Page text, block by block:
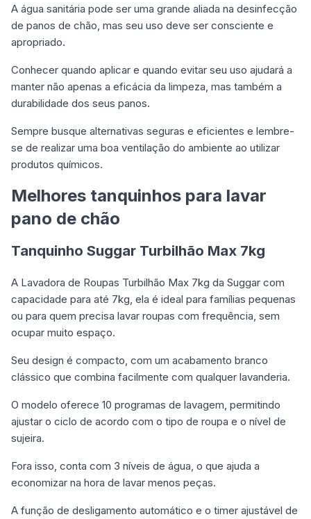
A água sanitária pode ser uma grande aliada na desinfecção
de panos de chão, mas seu uso deve ser consciente e
apropriado.
Conhecer quando aplicar e quando evitar seu uso ajudará a
manter não apenas a eficácia da limpeza, mas também a
durabilidade dos seus panos.
Sempre busque alternativas seguras e eficientes e lembre-
se de realizar uma boa ventilação do ambiente ao utilizar
produtos químicos.
Melhores tanquinhos para lavar
pano de chão
Tanquinho Suggar Turbilhão Max 7kg
A Lavadora de Roupas Turbilhão Max 7kg da Suggar com
capacidade para até 7kg, ela é ideal para famílias pequenas
ou para quem precisa lavar roupas com frequência, sem
ocupar muito espaço.
Seu design é compacto, com um acabamento branco
clássico que combina facilmente com qualquer lavanderia.
O modelo oferece 10 programas de lavagem, permitindo
ajustar o ciclo de acordo com o tipo de roupa e o nível de
sujeira.
Fora isso, conta com 3 níveis de água, o que ajuda a
economizar na hora de lavar menos peças.
A função de desligamento automático e o timer ajustável de